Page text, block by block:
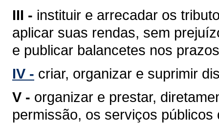
III - instituir e arrecadar os
aplicar suas rendas, sem
e publicar balancetes nos
IV - criar, organizar e suprimir
V - organizar e prestar,
permissão, os serviços